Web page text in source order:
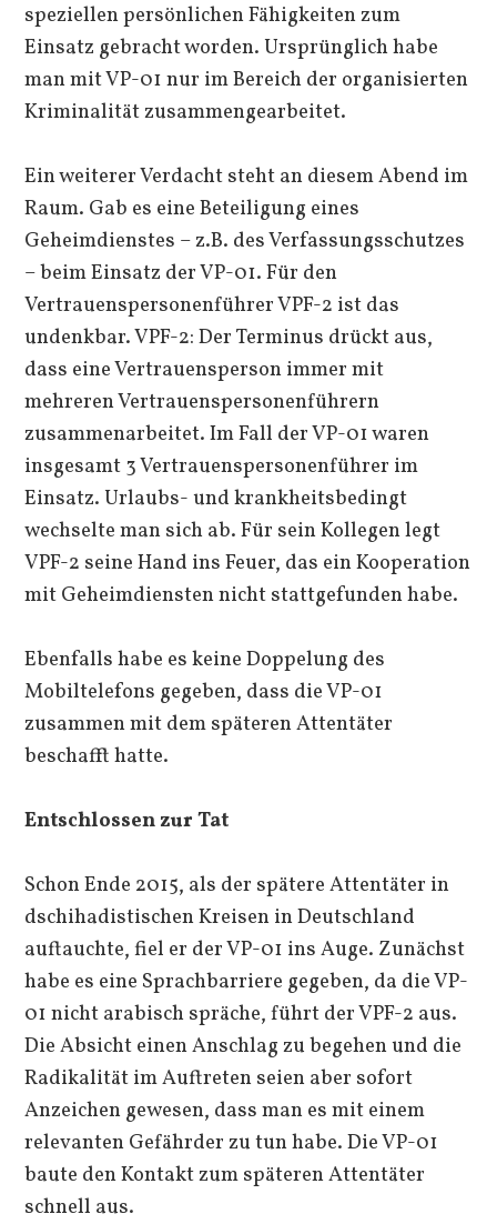
speziellen persönlichen Fähigkeiten zum
Einsatz gebracht worden. Ursprünglich habe
man mit VP-01 nur im Bereich der organisierten
Kriminalität zusammengearbeitet.
Ein weiterer Verdacht steht an diesem Abend im
Raum. Gab es eine Beteiligung eines
Geheimdienstes – z.B. des Verfassungsschutzes
– beim Einsatz der VP-01. Für den
Vertrauenspersonenführer VPF-2 ist das
undenkbar. VPF-2: Der Terminus drückt aus,
dass eine Vertrauensperson immer mit
mehreren Vertrauenspersonenführern
zusammenarbeitet. Im Fall der VP-01 waren
insgesamt 3 Vertrauenspersonenführer im
Einsatz. Urlaubs- und krankheitsbedingt
wechselte man sich ab. Für sein Kollegen legt
VPF-2 seine Hand ins Feuer, das ein Kooperation
mit Geheimdiensten nicht stattgefunden habe.
Ebenfalls habe es keine Doppelung des
Mobiltelefons gegeben, dass die VP-01
zusammen mit dem späteren Attentäter
beschafft hatte.
Entschlossen zur Tat
Schon Ende 2015, als der spätere Attentäter in
dschihadistischen Kreisen in Deutschland
auftauchte, fiel er der VP-01 ins Auge. Zunächst
habe es eine Sprachbarriere gegeben, da die VP-
01 nicht arabisch spräche, führt der VPF-2 aus.
Die Absicht einen Anschlag zu begehen und die
Radikalität im Auftreten seien aber sofort
Anzeichen gewesen, dass man es mit einem
relevanten Gefährder zu tun habe. Die VP-01
baute den Kontakt zum späteren Attentäter
schnell aus.